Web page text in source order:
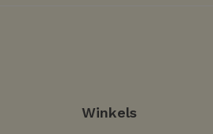
Winkels